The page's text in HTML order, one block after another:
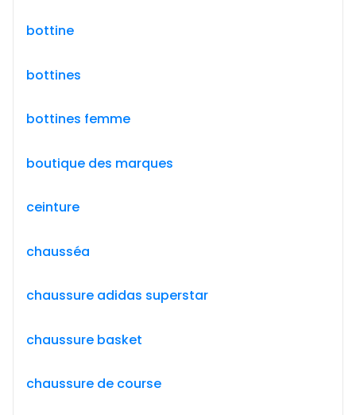
bottine
bottines
bottines femme
boutique des marques
ceinture
chausséa
chaussure adidas superstar
chaussure basket
chaussure de course